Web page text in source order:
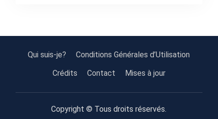
Qui suis-je?
Conditions Générales d’Utilisation
Crédits
Contact Mises à jour
Copyright © Tous droits réservés.